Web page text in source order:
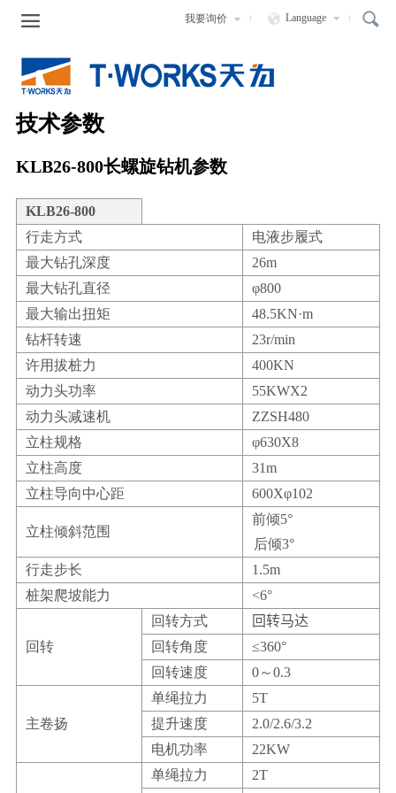
Language
我要询价

公司简介
发展历程
组织结构
公司荣誉
企业新闻
行业动态
液压静力压桩机
液压打桩锤
长螺旋钻机
SMW工法钻机
圆盘造球机
服务宗旨
服务网络
咨询与售后
企业招聘
网上应聘
技术参数
KLB26-800长螺旋钻机参数
KLB26-800
行走方式
电液步履式
最大钻孔深度
26m
最大钻孔直径
φ800
最大输出扭矩
48.5KN·m
钻杆转速
23r/min
许用拔桩力
400KN
动力头功率
55KWX2
动力头减速机
ZZSH480
立柱规格
φ630X8
立柱高度
31m
立柱导向中心距
600Xφ102
立柱倾斜范围
前倾5°
后倾3°
行走步长
1.5m
桩架爬坡能力
<6°
回转
回转方式
回转马达
回转角度
≤360°
回转速度
0～0.3
主卷扬
单绳拉力
5T
提升速度
2.0/2.6/3.2
电机功率
22KW
单绳拉力
2T